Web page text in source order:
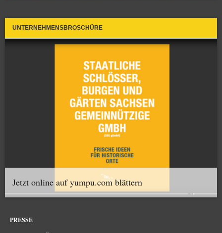
UNTERNEHMENSBROSCHÜRE
Jetzt online auf yumpu.com blättern
PRESSE